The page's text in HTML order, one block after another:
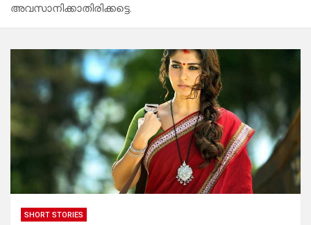
അവസാനിക്കാതിരിക്കട്ടെ.
SHORT STORIES